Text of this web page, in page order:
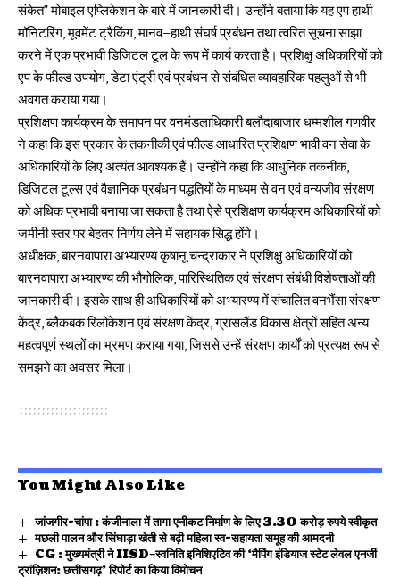
संकेत” मोबाइल एप्लिकेशन के बारे में जानकारी दी। उन्होंने बताया कि यह एप हाथी
मॉनिटरिंग, मूवमेंट ट्रैकिंग, मानव–हाथी संघर्ष प्रबंधन तथा त्वरित सूचना साझा
करने में एक प्रभावी डिजिटल टूल के रूप में कार्य करता है। प्रशिक्षु अधिकारियों को
एप के फील्ड उपयोग, डेटा एंट्री एवं प्रबंधन से संबंधित व्यावहारिक पहलुओं से भी
अवगत कराया गया।
प्रशिक्षण कार्यक्रम के समापन पर वनमंडलाधिकारी बलौदाबाजार धम्मशील गणवीर
ने कहा कि इस प्रकार के तकनीकी एवं फील्ड आधारित प्रशिक्षण भावी वन सेवा के
अधिकारियों के लिए अत्यंत आवश्यक हैं। उन्होंने कहा कि आधुनिक तकनीक,
डिजिटल टूल्स एवं वैज्ञानिक प्रबंधन पद्धतियों के माध्यम से वन एवं वन्यजीव संरक्षण
को अधिक प्रभावी बनाया जा सकता है तथा ऐसे प्रशिक्षण कार्यक्रम अधिकारियों को
जमीनी स्तर पर बेहतर निर्णय लेने में सहायक सिद्ध होंगे।
अधीक्षक, बारनवापारा अभ्यारण्य कृषानू चन्द्राकार ने प्रशिक्षु अधिकारियों को
बारनवापारा अभ्यारण्य की भौगोलिक, पारिस्थितिक एवं संरक्षण संबंधी विशेषताओं की
जानकारी दी। इसके साथ ही अधिकारियों को अभ्यारण्य में संचालित वनभैंसा संरक्षण
केंद्र, ब्लैकबक रिलोकेशन एवं संरक्षण केंद्र, ग्रासलैंड विकास क्षेत्रों सहित अन्य
महत्वपूर्ण स्थलों का भ्रमण कराया गया, जिससे उन्हें संरक्षण कार्यों को प्रत्यक्ष रूप से
समझने का अवसर मिला।
You Might Also Like
जांजगीर-चांपा : कंजीनाला में तागा एनीकट निर्माण के लिए 3.30 करोड़ रुपये स्वीकृत
मछली पालन और सिंघाड़ा खेती से बढ़ी महिला स्व-सहायता समूह की आमदनी
CG : मुख्यमंत्री ने IISD–स्वनिति इनिशिएटिव की ‘मैपिंग इंडियाज स्टेट लेवल एनर्जी
ट्रांज़िशन: छत्तीसगढ़’ रिपोर्ट का किया विमोचन